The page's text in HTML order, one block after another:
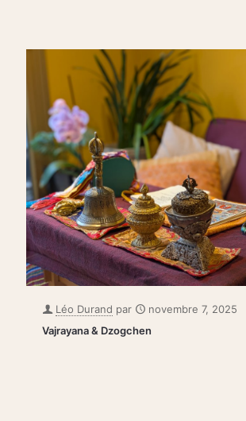
Léo Durand par
novembre 7, 2025
Vajrayana & Dzogchen